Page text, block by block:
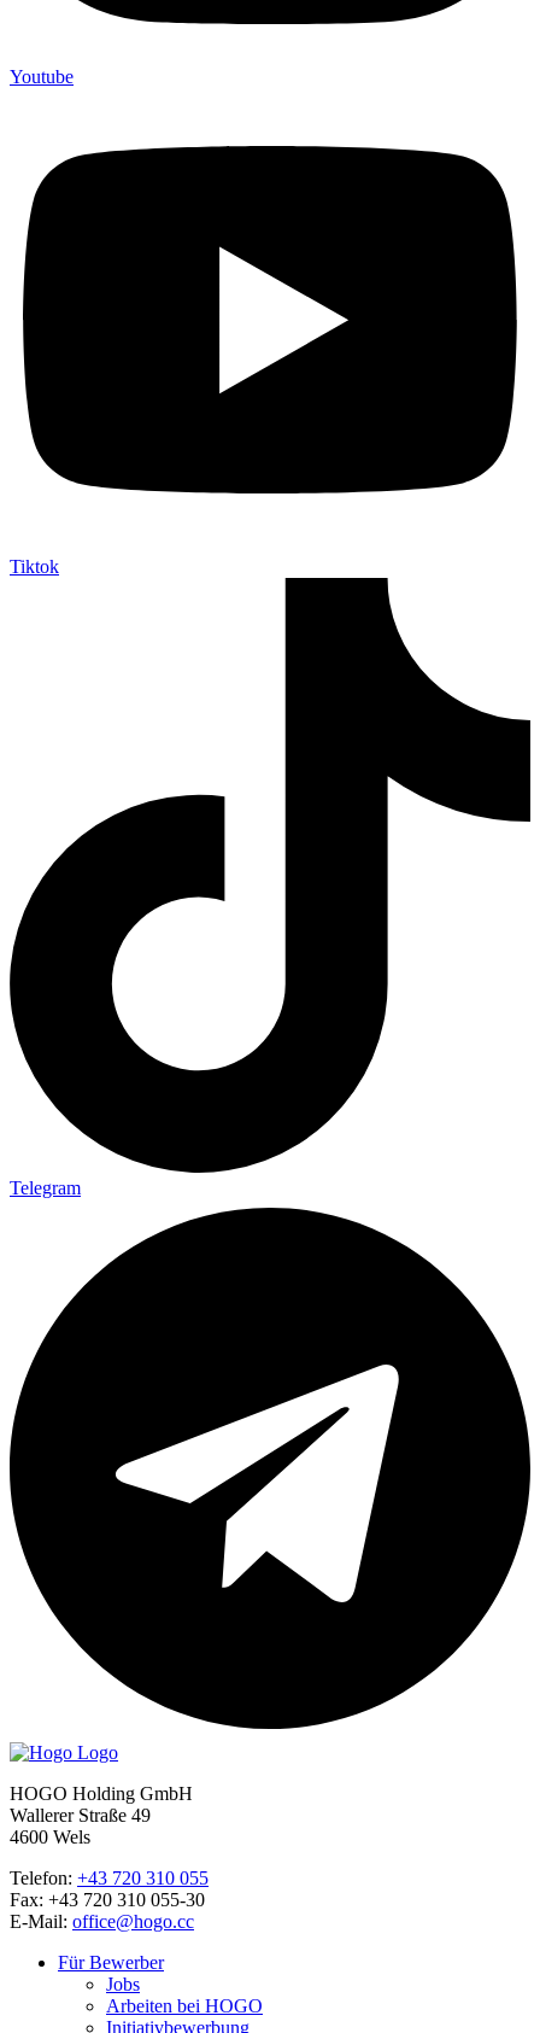
Youtube
Tiktok
Telegram
HOGO Holding GmbH
Wallerer Straße 49
4600 Wels
Telefon: +43 720 310 055
Fax: +43 720 310 055-30
E-Mail: office@hogo.cc
Für Bewerber
Jobs
Arbeiten bei HOGO
Initiativbewerbung